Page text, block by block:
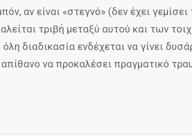
αν είναι «στεγνό» (δεν έχει
τριβή μεταξύ αυτού και των
διαδικασία ενδέχεται να γίνει
απίθανο να προκαλέσει πραγματικό